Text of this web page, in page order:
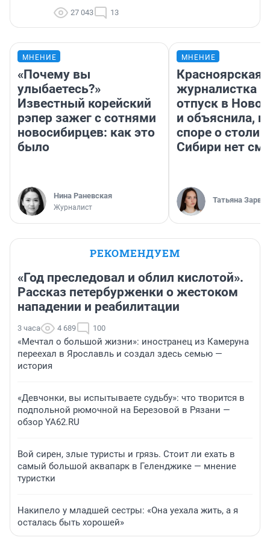
27 043 13
МНЕНИЕ
«Почему вы
улыбаетесь?»
Известный корейский
рэпер зажег с сотнями
новосибирцев: как это
было
Нина Раневская
Журналист
МНЕНИЕ
Красноярская
журналистка
отпуск в
и объяснила,
споре о
Сибири нет
Татьяна Зарва
РЕКОМЕНДУЕМ
«Год преследовал и облил кислотой».
Рассказ петербурженки о жестоком
нападении и реабилитации
3 часа 4 689 100
«Мечтал о большой жизни»: иностранец из Камеруна
переехал в Ярославль и создал здесь семью —
история
«Девчонки, вы испытываете судьбу»: что творится в
подпольной рюмочной на Березовой в Рязани —
обзор YA62.RU
Вой сирен, злые туристы и грязь. Стоит ли ехать в
самый большой аквапарк в Геленджике — мнение
туристки
Накипело у младшей сестры: «Она уехала жить, а я
осталась быть хорошей»